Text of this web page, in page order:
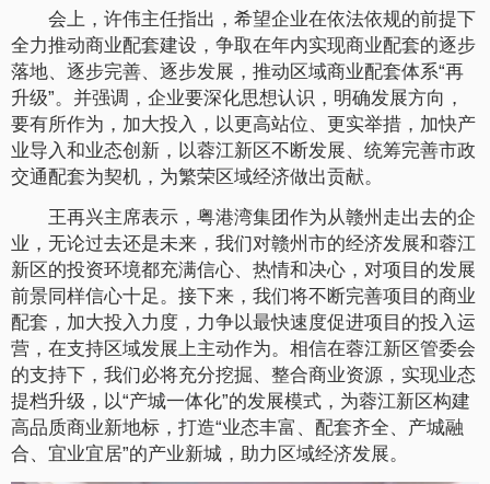
会上，许伟主任指出，希望企业在依法依规的前提下
全力推动商业配套建设，争取在年内实现商业配套的逐步
落地、逐步完善、逐步发展，推动区域商业配套体系“再
升级”。并强调，企业要深化思想认识，明确发展方向，
要有所作为，加大投入，以更高站位、更实举措，加快产
业导入和业态创新，以蓉江新区不断发展、统筹完善市政
交通配套为契机，为繁荣区域经济做出贡献。
王再兴主席表示，粤港湾集团作为从赣州走出去的企
业，无论过去还是未来，我们对赣州市的经济发展和蓉江
新区的投资环境都充满信心、热情和决心，对项目的发展
前景同样信心十足。接下来，我们将不断完善项目的商业
配套，加大投入力度，力争以最快速度促进项目的投入运
营，在支持区域发展上主动作为。相信在蓉江新区管委会
的支持下，我们必将充分挖掘、整合商业资源，实现业态
提档升级，以“产城一体化”的发展模式，为蓉江新区构建
高品质商业新地标，打造“业态丰富、配套齐全、产城融
合、宜业宜居”的产业新城，助力区域经济发展。